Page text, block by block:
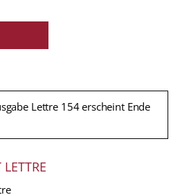
Lettre 154 erscheint Ende